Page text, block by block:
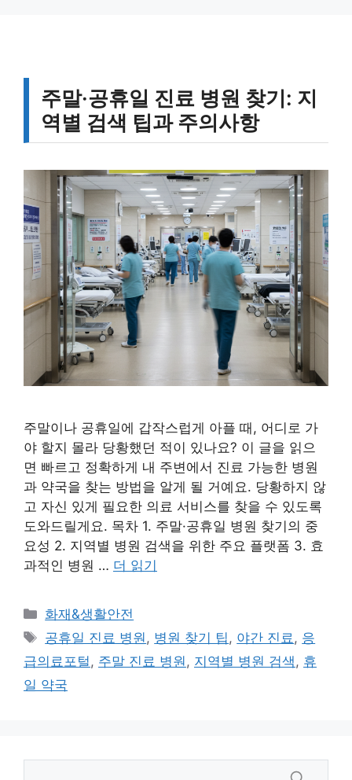
주말·공휴일 진료 병원 찾기: 지
역별 검색 팁과 주의사항
주말이나 공휴일에 갑작스럽게 아플 때, 어디로 가
야 할지 몰라 당황했던 적이 있나요? 이 글을 읽으
면 빠르고 정확하게 내 주변에서 진료 가능한 병원
과 약국을 찾는 방법을 알게 될 거예요. 당황하지 않
고 자신 있게 필요한 의료 서비스를 찾을 수 있도록
도와드릴게요. 목차 1. 주말·공휴일 병원 찾기의 중
요성 2. 지역별 병원 검색을 위한 주요 플랫폼 3. 효
과적인 병원 … 더 읽기
카
테
고
리
화재&생활안전
태
그
공휴일 진료 병원 , 병원 찾기 팁 , 야간 진료 , 응
급의료포털 , 주말 진료 병원 , 지역별 병원 검색 , 휴
일 약국